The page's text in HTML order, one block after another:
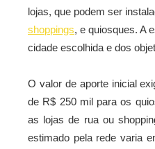
lojas, que podem ser
shoppings, e quiosques. A
cidade escolhida e dos
O valor de aporte inicial
de R$ 250 mil para os
as lojas de rua ou
estimado pela rede varia